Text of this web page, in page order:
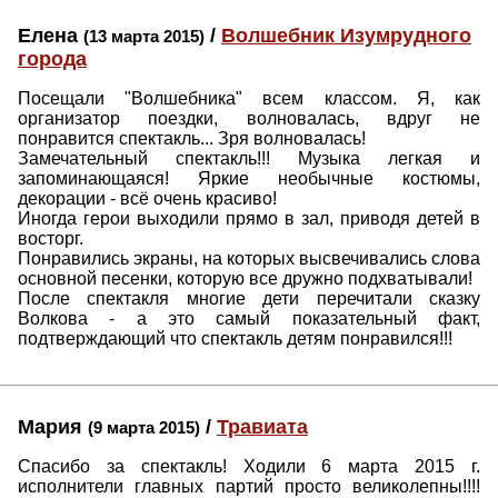
Елена (13 марта 2015) / Волшебник Изумрудного
города
Посещали "Волшебника" всем классом. Я, как
организатор поездки, волновалась, вдруг не
понравится спектакль... Зря волновалась!
Замечательный спектакль!!! Музыка легкая и
запоминающаяся! Яркие необычные костюмы,
декорации - всё очень красиво!
Иногда герои выходили прямо в зал, приводя детей в
восторг.
Понравились экраны, на которых высвечивались слова
основной песенки, которую все дружно подхватывали!
После спектакля многие дети перечитали сказку
Волкова - а это самый показательный факт,
подтверждающий что спектакль детям понравился!!!
Мария (9 марта 2015) / Травиата
Спасибо за спектакль! Ходили 6 марта 2015 г.
исполнители главных партий просто великолепны!!!!